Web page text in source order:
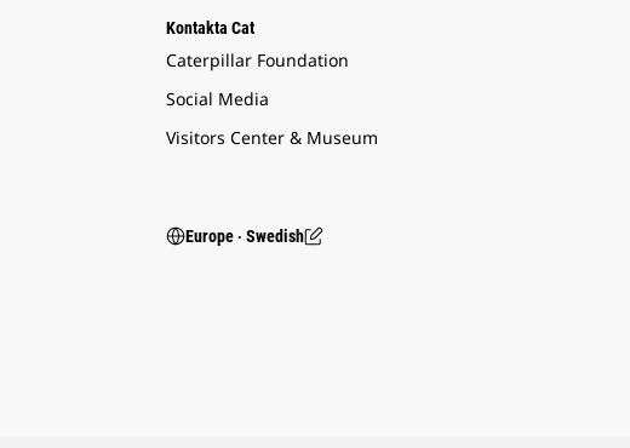
Kontakta Cat
Caterpillar Foundation
Social Media
Visitors Center & Museum
Europe ‧ Swedish